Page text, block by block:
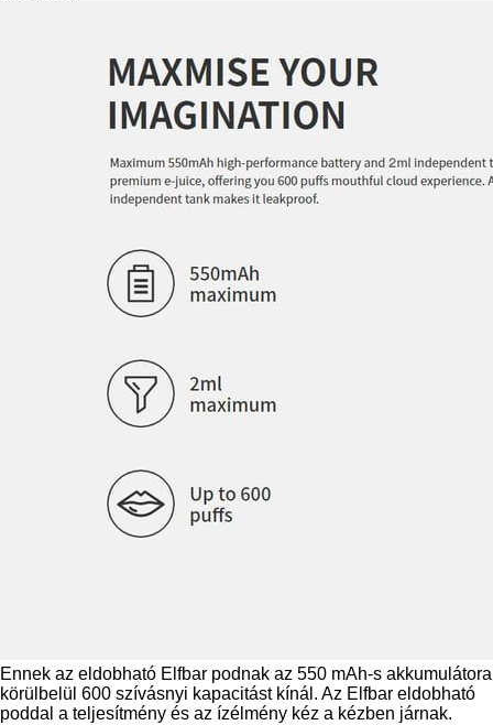
Ennek az eldobható Elfbar podnak az 550 mAh-s akkumulátora
körülbelül 600 szívásnyi kapacitást kínál. Az Elfbar eldobható
poddal a teljesítmény és az ízélmény kéz a kézben járnak.